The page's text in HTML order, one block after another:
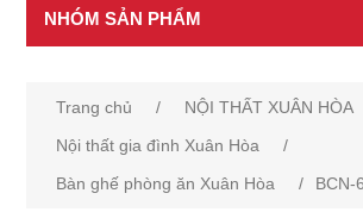
NHÓM SẢN PHẨM
Trang chủ / NỘI THẤT XUÂN HÒA
Nội thất gia đình Xuân Hòa
/
Bàn ghế phòng ăn Xuân Hòa
/ BCN-